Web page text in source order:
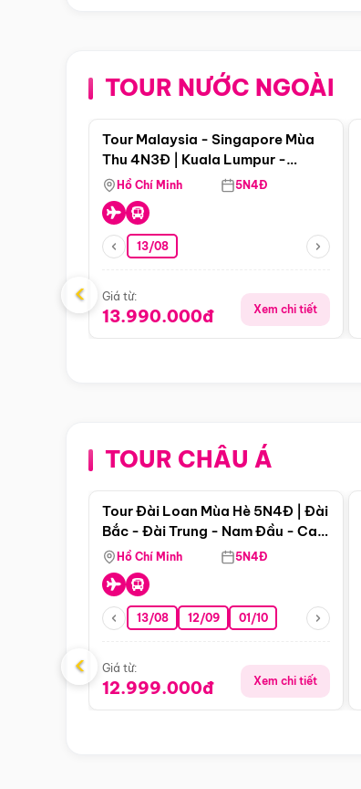
TOUR NƯỚC NGOÀI
Điểm nổi bật
Tour Malaysia - Singapore Mùa
Thu 4N3Đ | Kuala Lumpur -
Malacca - Johor Baru -
Singapore
Hồ Chí Minh 5N4Đ
13/08
Giá từ:
13.990.000đ Xem chi tiết
‹
TOUR CHÂU ÁĐiểm nổi bật
Tour Đài Loan Mùa Hè 5N4Đ | Đài
Bắc - Đài Trung - Nam Đầu - Cao
Hùng ( Bay Vn)
Hồ Chí Minh 5N4Đ
13/08 12/09 01/10
Giá từ:
12.999.000đ Xem chi tiết
‹